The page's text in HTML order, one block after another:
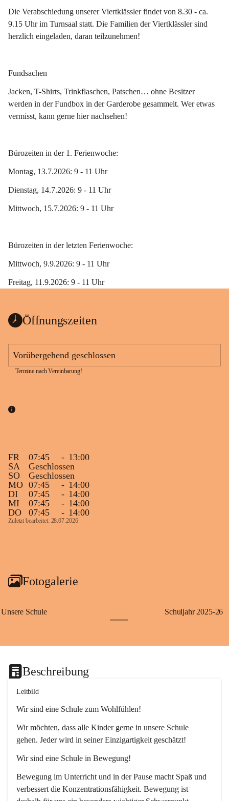
Die Verabschiedung unserer Viertklässler findet von 8.30 - ca.
9.15 Uhr im Turnsaal statt. Die Familien der Viertklässler sind
herzlich eingeladen, daran teilzunehmen!
Fundsachen
Jacken, T-Shirts, Trinkflaschen, Patschen… ohne Besitzer
werden in der Fundbox in der Garderobe gesammelt. Wer etwas
vermisst, kann gerne hier nachsehen!
Bürozeiten in der 1. Ferienwoche:
Montag, 13.7.2026: 9 - 11 Uhr
Dienstag, 14.7.2026: 9 - 11 Uhr
Mittwoch, 15.7.2026: 9 - 11 Uhr
Bürozeiten in der letzten Ferienwoche:
Mittwoch, 9.9.2026: 9 - 11 Uhr
Freitag, 11.9.2026: 9 - 11 Uhr
Öffnungszeiten
Vorübergehend geschlossen
Termine nach Vereinbarung!
FR 07:45 - 13:00
SA
Geschlossen
SO
Geschlossen
MO 07:45 - 14:00
DI
07:45 - 14:00
MI
07:45 - 14:00
DO
07:45 - 14:00
Zuletzt bearbeitet: 28.07.2026
Fotogalerie
Unsere Schule Schuljahr 2025-26
Beschreibung
Leitbild
Wir sind eine Schule zum Wohlfühlen!
Wir möchten, dass alle Kinder gerne in unsere Schule
gehen. Jeder wird in seiner Einzigartigkeit geschätzt!
Wir sind eine Schule in Bewegung!
Bewegung im Unterricht und in der Pause macht Spaß und
verbessert die Konzentrationsfähigkeit. Bewegung ist